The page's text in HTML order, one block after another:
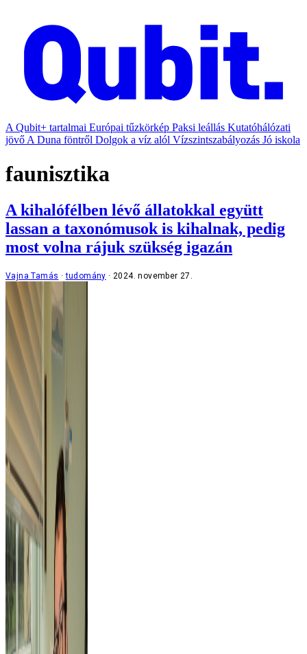
A Qubit+ tartalmai Európai tűzkörkép Paksi leállás Kutatóhálózati
jövő A Duna föntről Dolgok a víz alól Vízszintszabályozás Jó iskola
faunisztika
A kihalófélben lévő állatokkal együtt
lassan a taxonómusok is kihalnak, pedig
most volna rájuk szükség igazán
Vajna Tamás tudomány 2024. november 27.